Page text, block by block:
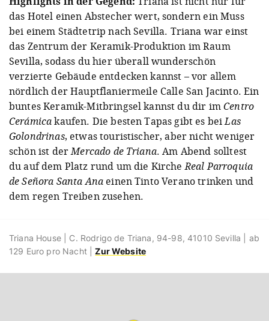
das Hotel einen Abstecher wert, sondern ein Muss
bei einem Städtetrip nach Sevilla. Triana war einst
das Zentrum der Keramik-Produktion im Raum
Sevilla, sodass du hier überall wunderschön
verzierte Gebäude entdecken kannst – vor allem
nördlich der Hauptflaniermeile Calle San Jacinto. Ein
buntes Keramik-Mitbringsel kannst du dir imCentro
Cerámicakaufen. Die besten Tapas gibt es beiLas
Golondrinas, etwas touristischer, aber nicht weniger
schön ist derMercado de Triana. Am Abend solltest
du auf dem Platz rund um die KircheReal Parroquia
de Señora Santa Ana einen Tinto Verano trinken und
dem regen Treiben zusehen.
Triana House | C. Rodrigo de Triana, 94-98, 41010 Sevilla | ab
129 Euro pro Nacht |Zur Website